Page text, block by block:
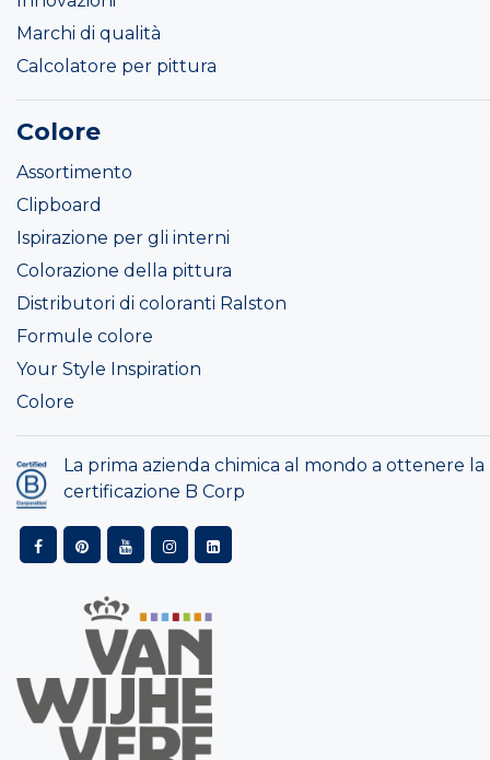
Marchi di qualità
Calcolatore per pittura
Colore
Assortimento
Clipboard
Ispirazione per gli interni
Colorazione della pittura
Distributori di coloranti Ralston
Formule colore
Your Style Inspiration
Colore
La prima azienda chimica al mondo a ottenere la
certificazione B Corp